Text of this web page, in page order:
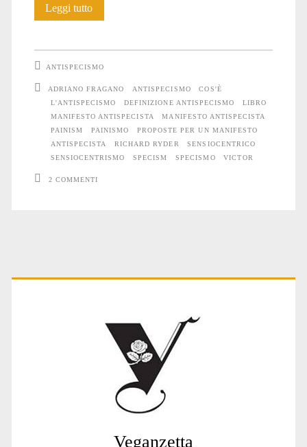
Leggi tuttoDefinizione
ANTISPECISMO
ADRIANO FRAGANO ANTISPECISMO
COS'È
L'ANTISPECISMO
DEFINIZIONE ANTISPECISMO
LIBRO
MANIFESTO ANTISPECISTA
MANIFESTO ANTISPECISTA
PAINISM
PAINISMO
PROPOSTE PER UN MANIFESTO
ANTISPECISTA
RICHARD RYDER
SENSIOCENTRICO
SENSIOCENTRISMO
SPECISM SPECISMO VICTOR
2 COMMENTI
Primary
Veganzetta